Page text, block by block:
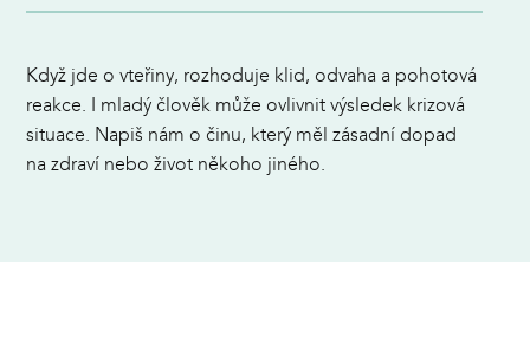
Když jde o vteřiny, rozhoduje klid, odvaha a pohotová
reakce. I mladý člověk může ovlivnit výsledek krizová
situace. Napiš nám o činu, který měl zásadní dopad
na zdraví nebo život někoho jiného.